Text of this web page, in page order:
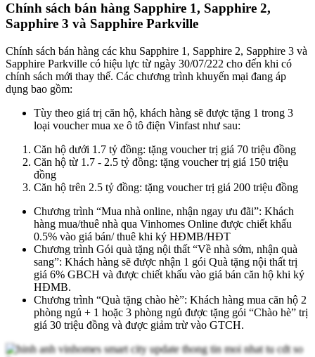
Chính sách bán hàng Sapphire 1, Sapphire 2,
Sapphire 3 và Sapphire Parkville
Chính sách bán hàng các khu Sapphire 1, Sapphire 2, Sapphire 3 và
Sapphire Parkville có hiệu lực từ ngày 30/07/222 cho đến khi có
chính sách mới thay thế. Các chương trình khuyến mại đang áp
dụng bao gồm:
Tùy theo giá trị căn hộ, khách hàng sẽ được tặng 1 trong 3
loại voucher mua xe ô tô điện Vinfast như sau:
Căn hộ dưới 1.7 tỷ đồng: tặng voucher trị giá 70 triệu đồng
Căn hộ từ 1.7 - 2.5 tỷ đồng: tặng voucher trị giá 150 triệu
đồng
Căn hộ trên 2.5 tỷ đồng: tặng voucher trị giá 200 triệu đồng
Chương trình “Mua nhà online, nhận ngay ưu đãi”: Khách
hàng mua/thuê nhà qua Vinhomes Online được chiết khấu
0.5% vào giá bán/ thuê khi ký HĐMB/HĐT
Chương trình Gói quà tặng nội thất “Về nhà sớm, nhận quà
sang”: Khách hàng sẽ được nhận 1 gói Quà tặng nội thất trị
giá 6% GBCH và được chiết khấu vào giá bán căn hộ khi ký
HĐMB.
Chương trình “Quà tặng chào hè”: Khách hàng mua căn hộ 2
phòng ngủ + 1 hoặc 3 phòng ngủ được tặng gói “Chào hè” trị
giá 30 triệu đồng và được giảm trừ vào GTCH.